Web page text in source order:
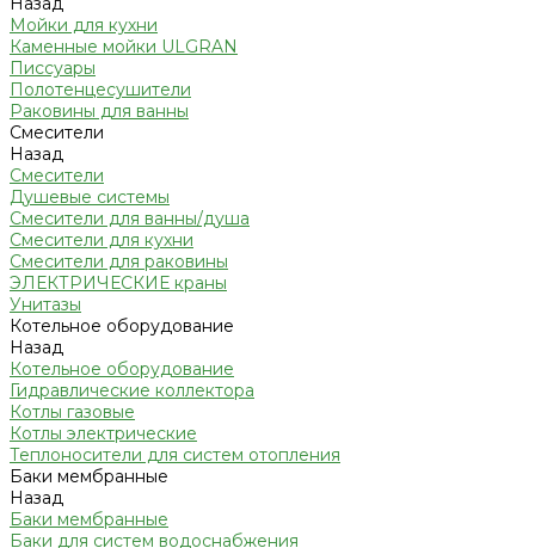
Мойки для кухни
Каменные мойки ULGRAN
Писсуары
Полотенцесушители
Раковины для ванны
Смесители
Назад
Смесители
Душевые системы
Смесители для ванны/душа
Смесители для кухни
Смесители для раковины
ЭЛЕКТРИЧЕСКИЕ краны
Унитазы
Котельное оборудование
Назад
Котельное оборудование
Гидравлические коллектора
Котлы газовые
Котлы электрические
Теплоносители для систем отопления
Баки мембранные
Назад
Баки мембранные
Баки для систем водоснабжения